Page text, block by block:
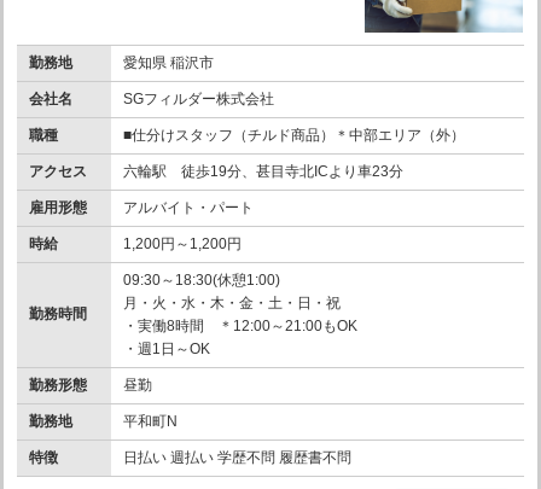
勤務地 愛知県 稲沢市
会社名 SGフィルダー株式会社
職種 ■仕分けスタッフ（チルド商品）＊中部エリア（外）
アクセス 六輪駅 徒歩19分、甚目寺北ICより車23分
雇用形態 アルバイト・パート
時給 1,200円～1,200円
勤務時間
09:30～18:30(休憩1:00)
月・火・水・木・金・土・日・祝
・実働8時間 ＊12:00～21:00もOK
・週1日～OK
勤務形態 昼勤
勤務地 平和町N
特徴 日払い 週払い 学歴不問 履歴書不問